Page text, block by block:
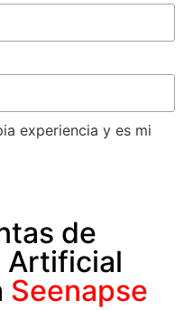
experiencia y es mi
de
Artificial
Seenapse